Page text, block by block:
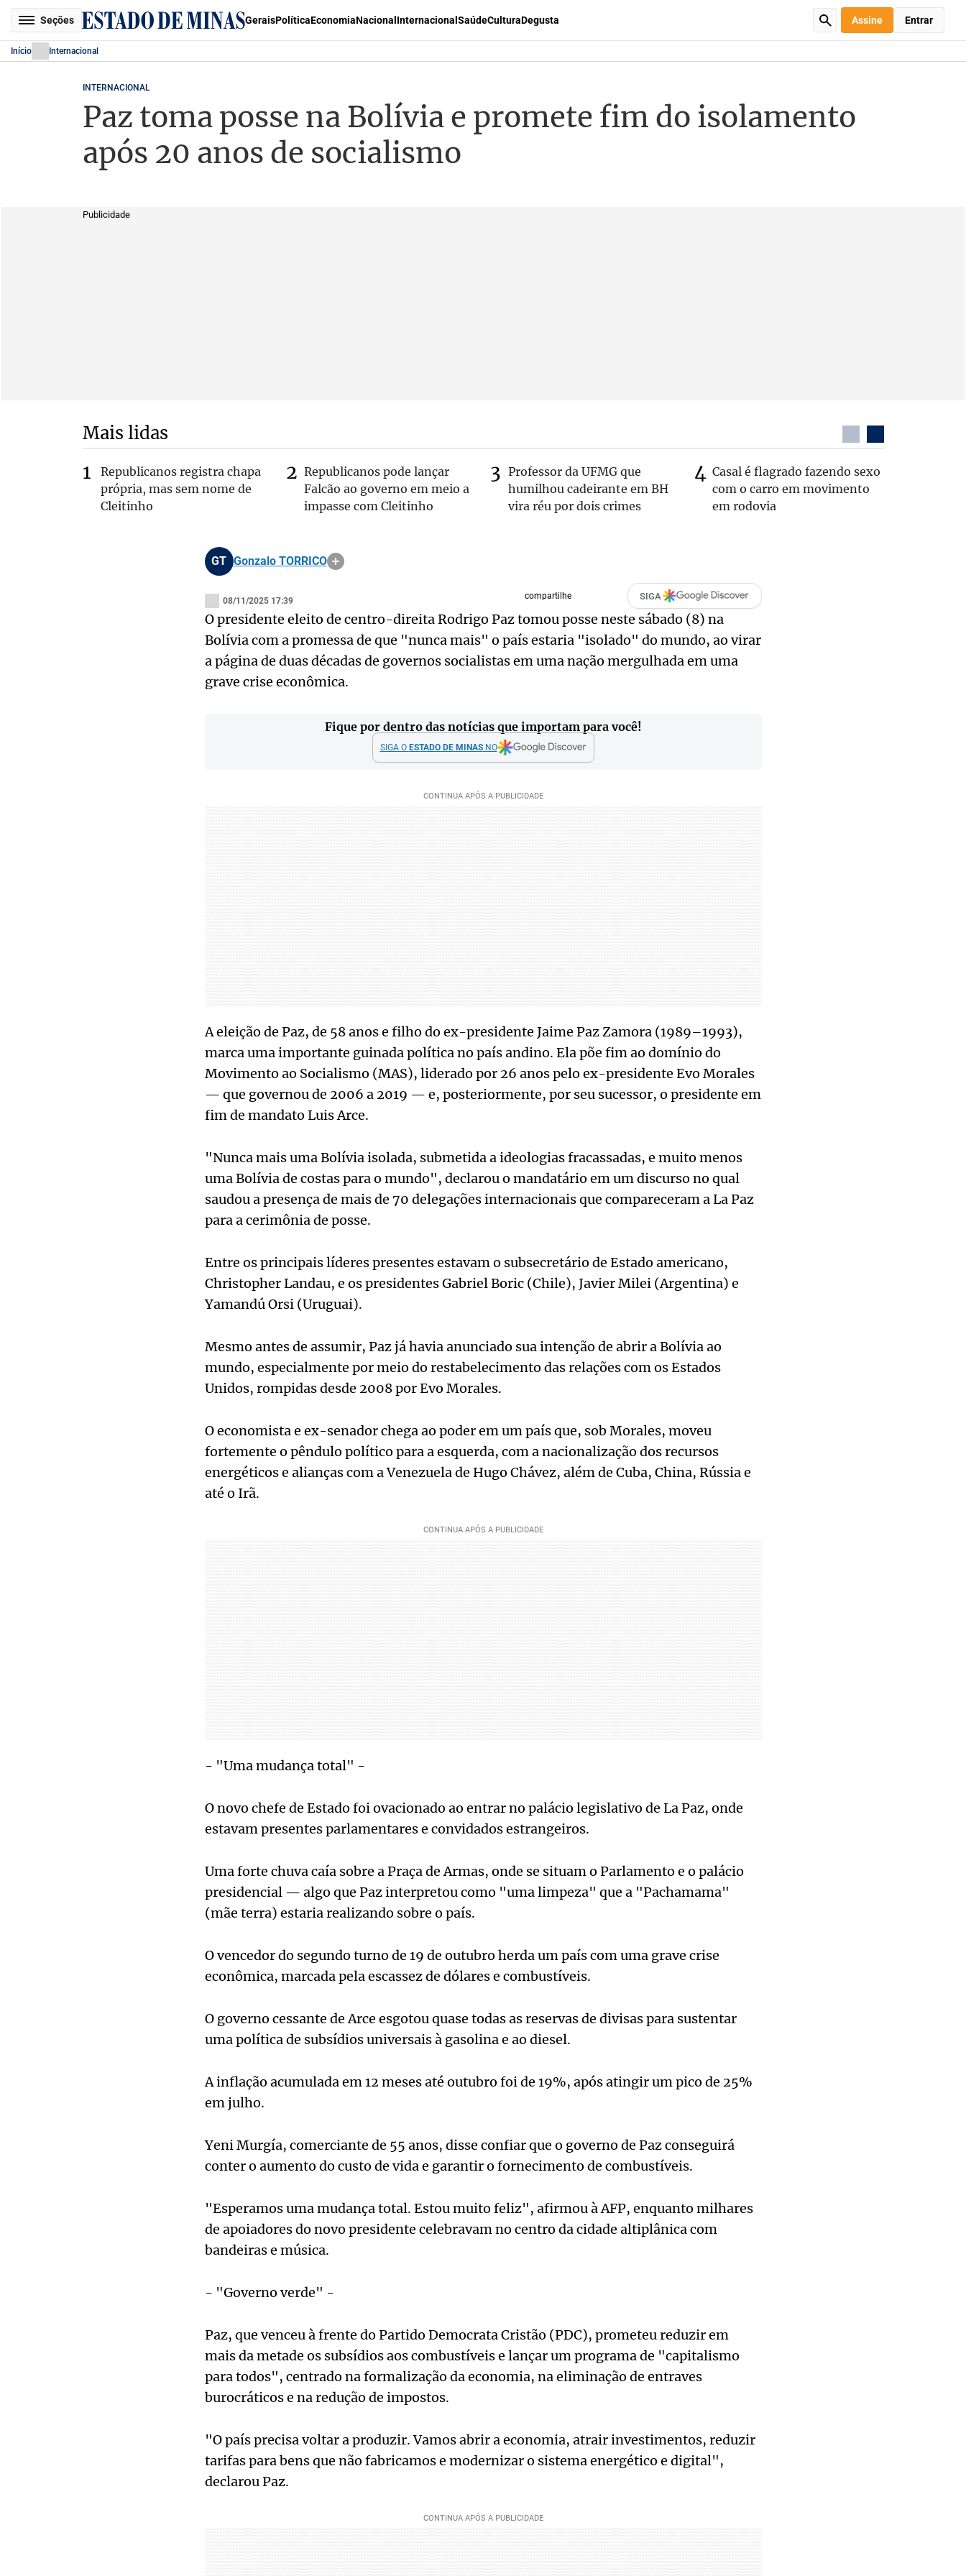
Seções GeraisPolíticaEconomiaNacional Internacional SaúdeCulturaDegusta Assine Entrar
Início Internacional
INTERNACIONAL
Paz toma posse na Bolívia e promete fim do isolamento
após 20 anos de socialismo
Publicidade
Mais lidas
Republicanos registra chapa
própria, mas sem nome de
Cleitinho
Republicanos pode lançar
Falcão ao governo em meio a
impasse com Cleitinho
Professor da UFMG que
humilhou cadeirante em BH
vira réu por dois crimes
Casal é flagrado fazendo sexo
com o carro em movimento
em rodovia
GT Gonzalo TORRICO
08/11/2025 17:39 compartilhe SIGA
O presidente eleito de centro-direita Rodrigo Paz tomou posse neste sábado (8) na
Bolívia com a promessa de que "nunca mais" o país estaria "isolado" do mundo, ao virar
a página de duas décadas de governos socialistas em uma nação mergulhada em uma
grave crise econômica.
Fique por dentro das notícias que importam para você!
SIGA O ESTADO DE MINASNO
A eleição de Paz, de 58 anos e filho do ex-presidente Jaime Paz Zamora (1989–1993),
marca uma importante guinada política no país andino. Ela põe fim ao domínio do
Movimento ao Socialismo (MAS), liderado por 26 anos pelo ex-presidente Evo Morales
— que governou de 2006 a 2019 — e, posteriormente, por seu sucessor, o presidente em
fim de mandato Luis Arce.
"Nunca mais uma Bolívia isolada, submetida a ideologias fracassadas, e muito menos
uma Bolívia de costas para o mundo", declarou o mandatário em um discurso no qual
saudou a presença de mais de 70 delegações internacionais que compareceram a La Paz
para a cerimônia de posse.
Entre os principais líderes presentes estavam o subsecretário de Estado americano,
Christopher Landau, e os presidentes Gabriel Boric (Chile), Javier Milei (Argentina) e
Yamandú Orsi (Uruguai).
Mesmo antes de assumir, Paz já havia anunciado sua intenção de abrir a Bolívia ao
mundo, especialmente por meio do restabelecimento das relações com os Estados
Unidos, rompidas desde 2008 por Evo Morales.
O economista e ex-senador chega ao poder em um país que, sob Morales, moveu
fortemente o pêndulo político para a esquerda, com a nacionalização dos recursos
energéticos e alianças com a Venezuela de Hugo Chávez, além de Cuba, China, Rússia e
até o Irã.
- "Uma mudança total" -
O novo chefe de Estado foi ovacionado ao entrar no palácio legislativo de La Paz, onde
estavam presentes parlamentares e convidados estrangeiros.
Uma forte chuva caía sobre a Praça de Armas, onde se situam o Parlamento e o palácio
presidencial — algo que Paz interpretou como "uma limpeza" que a "Pachamama"
(mãe terra) estaria realizando sobre o país.
O vencedor do segundo turno de 19 de outubro herda um país com uma grave crise
econômica, marcada pela escassez de dólares e combustíveis.
O governo cessante de Arce esgotou quase todas as reservas de divisas para sustentar
uma política de subsídios universais à gasolina e ao diesel.
A inflação acumulada em 12 meses até outubro foi de 19%, após atingir um pico de 25%
em julho.
Yeni Murgía, comerciante de 55 anos, disse confiar que o governo de Paz conseguirá
conter o aumento do custo de vida e garantir o fornecimento de combustíveis.
"Esperamos uma mudança total. Estou muito feliz", afirmou à AFP, enquanto milhares
de apoiadores do novo presidente celebravam no centro da cidade altiplânica com
bandeiras e música.
- "Governo verde" -
Paz, que venceu à frente do Partido Democrata Cristão (PDC), prometeu reduzir em
mais da metade os subsídios aos combustíveis e lançar um programa de "capitalismo
para todos", centrado na formalização da economia, na eliminação de entraves
burocráticos e na redução de impostos.
"O país precisa voltar a produzir. Vamos abrir a economia, atrair investimentos, reduzir
tarifas para bens que não fabricamos e modernizar o sistema energético e digital",
declarou Paz.